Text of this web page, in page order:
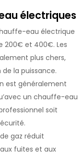
électriques
eau électrique
200€ et 400€. Les
plus chers,
la puissance.
est généralement
un chauffe-eau
soit
gaz réduit
fuites et aux